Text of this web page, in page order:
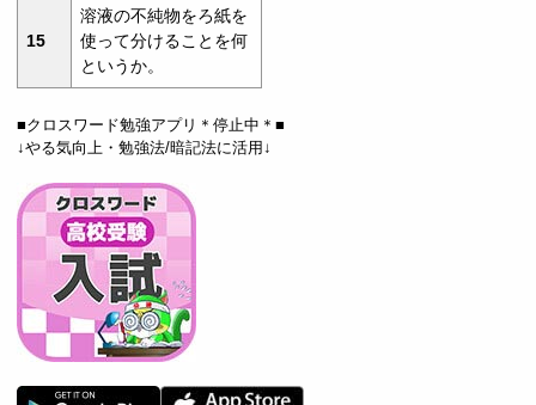
15
溶液の不純物をろ紙を
使って分けることを何
というか。
■クロスワード勉強アプリ＊停止中＊■
↓やる気向上・勉強法/暗記法に活用↓